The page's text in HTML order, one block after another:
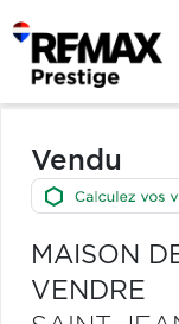
Vendu
MAISON
VENDRE